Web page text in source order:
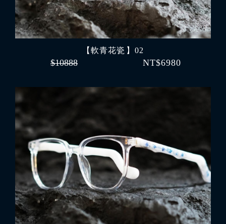
【軟青花瓷 】02
$10888 NT$6980